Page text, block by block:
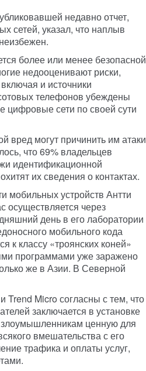
недавно отчет,
сетей, указал, что наплыв
более или менее безопасной
недооценивают риски,
и источники
телефонов убеждены
цифровые сети по своей сути
вред могут причинить им атаки
что 69% владельцев
идентификационной
их сведения о контактах.
мобильных устройств Антти
осуществляется через
день в его лаборатории
мобильного кода
к классу «троянских коней»
программами уже заражено
же в Азии. В Северной
Trend Micro согласны с тем, что
заключается в установке
ценную для
вмешательства с его
трафика и оплаты услуг,